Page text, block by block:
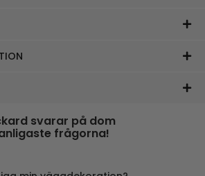
svarar på dom
frågorna!